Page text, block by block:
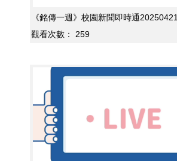
《銘傳一週》校園新聞即時通20250421
觀看次數：
259